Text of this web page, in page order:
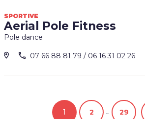
SPORTIVE
Aerial Pole Fitness
Pole dance
07 66 88 81 79 / 06 16 31 02 26
1 2 … 29